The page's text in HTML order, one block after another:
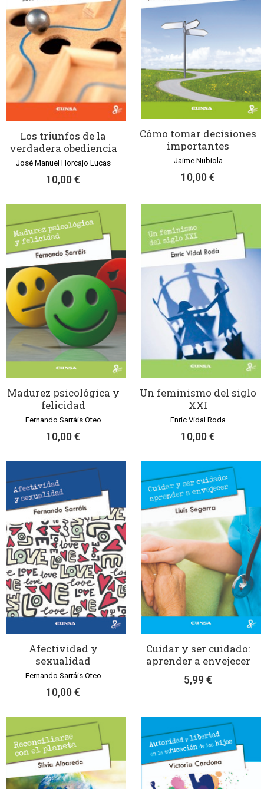
Los triunfos de la
verdadera obediencia
José Manuel Horcajo Lucas
10,00 €
Cómo tomar decisiones
importantes
Jaime Nubiola
10,00 €
Madurez psicológica y
felicidad
Fernando Sarráis Oteo
10,00 €
Un feminismo del siglo
XXI
Enric Vidal Roda
10,00 €
Afectividad y
sexualidad
Fernando Sarráis Oteo
10,00 €
Cuidar y ser cuidado:
aprender a envejecer
5,99 €